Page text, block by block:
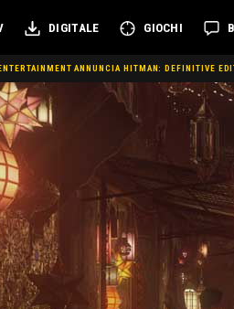
DIGITALE GIOCHI
ANNUNCIA HITMAN: DEFINITIVE